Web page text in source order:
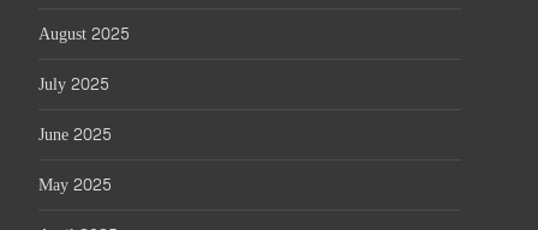
August 2025
July 2025
June 2025
May 2025